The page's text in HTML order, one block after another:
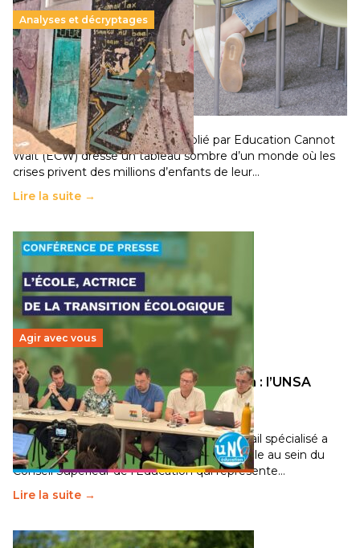
Analyses et décryptages
258 millions d’enfants victimes de la guerre, des
chocs climatiques et des déplacements de
population
11 juillet 2026- National
Un nouveau rapport mondial publié par Education Cannot
Wait (ECW) dresse un tableau sombre d’un monde où les
crises privent des millions d’enfants de leur…
Lire la suite →
Agir avec vous
Transition écologique de l’éducation : l’UNSA
Éducation fait bouger les lignes
30 juin 2026-National
Pendant plusieurs mois, un groupe de travail spécialisé a
travaillé sur la transition écologique de l’Ecole au sein du
Conseil Supérieur de l’Éducation qui représente…
Lire la suite →